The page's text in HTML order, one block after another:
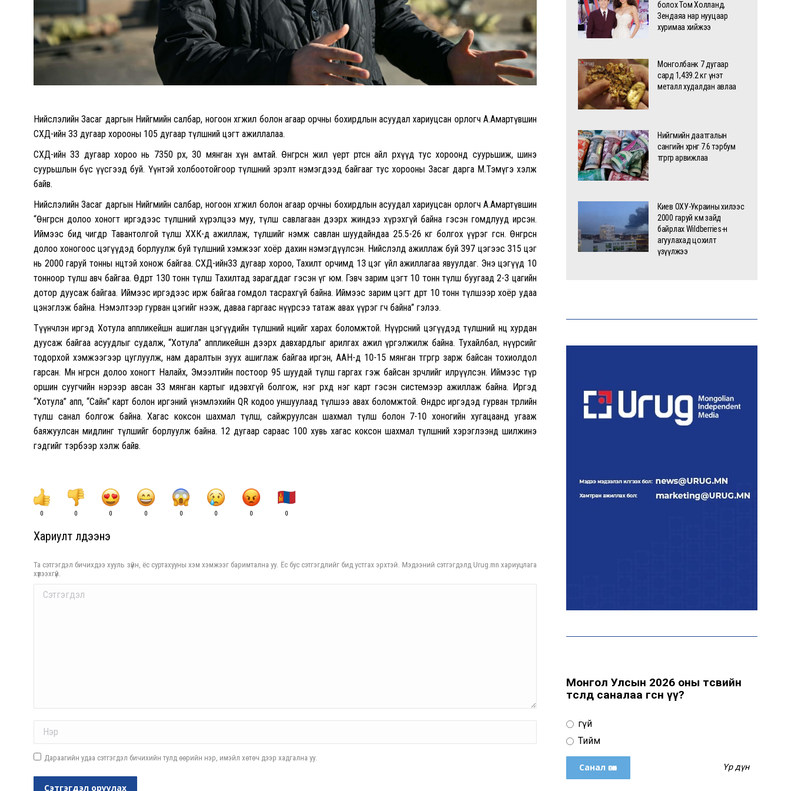
Нийслэлийн Засаг даргын Нийгмийн салбар, ногоон хөгжил болон агаар орчны бохирдлын асуудал хариуцсан орлогч А.Амартүвшин
СХД-ийн 33 дугаар хорооны 105 дугаар түлшний цэгт ажиллалаа.
СХД-ийн 33 дугаар хороо нь 7350 өрх, 30 мянган хүн амтай. Өнгөрсөн жил үерт өртсөн айл өрхүүд тус хороонд суурьшиж, шинэ
суурьшлын бүс үүсгээд буй. Үүнтэй холбоотойгоор түлшний эрэлт нэмэгдээд байгааг тус хорооны Засаг дарга М.Тэмүгэ хэлж
байв.
Нийслэлийн Засаг даргын Нийгмийн салбар, ногоон хөгжил болон агаар орчны бохирдлын асуудал хариуцсан орлогч А.Амартүвшин
“Өнгөрсөн долоо хоногт иргэдээс түлшний хүрэлцээ муу, түлш савлагаан дээрх жиндээ хүрэхгүй байна гэсэн гомдлууд ирсэн.
Иймээс бид өчигдөр Тавантолгой түлш ХХК-д ажиллаж, түлшийг нэмж савлан шуудайндаа 25.5-26 кг болгох үүрэг өгсөн. Өнгөрсөн
долоо хоногоос цэгүүдэд борлуулж буй түлшний хэмжээг хоёр дахин нэмэгдүүлсэн. Нийслэлд ажиллаж буй 397 цэгээс 315 цэг
нь 2000 гаруй тонны нөөцтэй хонож байгаа. СХД-ийн33 дугаар хороо, Тахилт орчимд 13 цэг үйл ажиллагаа явуулдаг. Энэ цэгүүд 10
тонноор түлш авч байгаа. Өдөрт 130 тонн түлш Тахилтад зарагддаг гэсэн үг юм. Гэвч зарим цэгт 10 тонн түлш буугаад 2-3 цагийн
дотор дуусаж байгаа. Иймээс иргэдээс ирж байгаа гомдол тасрахгүй байна. Иймээс зарим цэгт өдөрт 10 тонн түлшээр хоёр удаа
цэнэглэж байна. Нэмэлтээр гурван цэгийг нээж, даваа гаргаас нүүрсээ татаж авах үүрэг өгч байна” гэлээ.
Түүнчлэн иргэд Хотула аппликейшн ашиглан цэгүүдийн түлшний нөөцийг харах боломжтой. Нүүрсний цэгүүдэд түлшний нөөц хурдан
дуусаж байгаа асуудлыг судалж, “Хотула” аппликейшн дээрх давхардлыг арилгах ажил үргэлжилж байна. Тухайлбал, нүүрсийг
тодорхой хэмжээгээр цуглуулж, нам даралтын зуух ашиглаж байгаа иргэн, ААН-д 10-15 мянган төгрөгөөр зарж байсан тохиолдол
гарсан. Мөн өнгөрсөн долоо хоногт Налайх, Эмээлтийн постоор 95 шуудай түлш гаргах гэж байсан зөрчлийг илрүүлсэн. Иймээс түр
оршин суугчийн нэрээр авсан 33 мянган картыг идэвхгүй болгож, нэг өрхөд нэг карт гэсэн системээр ажиллаж байна. Иргэд
“Хотула” апп, “Сайн” карт болон иргэний үнэмлэхийн QR кодоо уншуулаад түлшээ авах боломжтой. Өнөөдрөөс иргэдэд гурван төрлийн
түлш санал болгож байна. Хагас коксон шахмал түлш, сайжруулсан шахмал түлш болон 7-10 хоногийн хугацаанд угааж
баяжуулсан мидлинг түлшийг борлуулж байна. 12 дугаар сараас 100 хувь хагас коксон шахмал түлшний хэрэглээнд шилжинэ
гэдгийг тэрбээр хэлж байв.
0 0 0 0 0 0 0 0
Хариулт үлдээнэ үү
Та сэтгэгдэл бичихдээ хууль зүйн, ёс суртахууны хэм хэмжээг баримтална уу. Ёс бус сэтгэгдлийг бид устгах эрхтэй. Мэдээний сэтгэгдэлд Urug.mn хариуцлага
хүлээхгүй.
Comment
Дараагийн удаа сэтгэгдэл бичихийн тулд өөрийн нэр, имэйл хөтөч дээр хадгална уу.
Сэтгэгдэл оруулах
болох Том Холланд,
Зендаяа нар нууцаар
хуримаа хийжээ
Монголбанк 7 дугаар
сард 1,439.2 кг үнэт
металл худалдан авлаа
Нийгмийн даатгалын
сангийн хөрөнгө 7.6 тэрбум
төгрөгөөр арвижлаа
Киев ОХУ-Украины хилээс
2000 гаруй км зайд
байрлах Wildberries-н
агуулахад цохилт
үзүүлжээ
шүүхэд шилжүүлжээ
Шатахууны нийлүүлэлт
Монгол Улсын 2026 оны төсвийн
төсөлд саналаа өгсөн үү?
Үгүй
Тийм
Үр дүн